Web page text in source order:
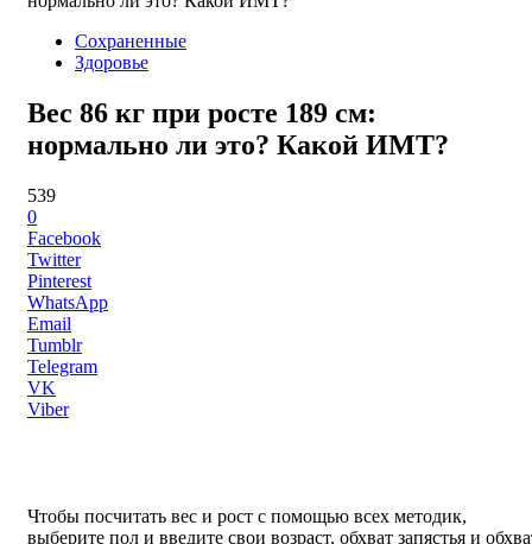
Сохраненные
Здоровье
Вес 86 кг при росте 189 см:
нормально ли это? Какой ИМТ?
539
0
Facebook
Twitter
Pinterest
WhatsApp
Email
Tumblr
Telegram
VK
Viber
Чтобы посчитать вес и рост с помощью всех методик,
выберите пол и введите свои возраст, обхват запястья и